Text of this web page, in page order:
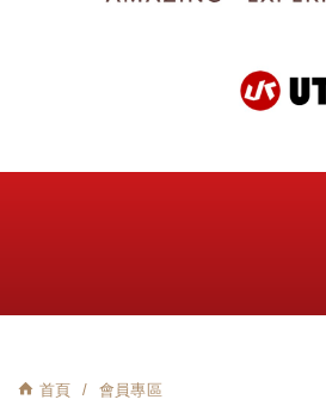
首頁 會員專區